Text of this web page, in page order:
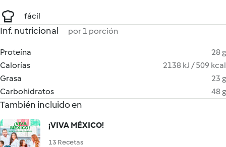
fácil
Inf. nutricional por 1 porción
Proteína
28 g
Calorías
2138 kJ / 509 kcal
Grasa
23 g
Carbohidratos
48 g
También incluido en
¡VIVA MÉXICO!
13 Recetas